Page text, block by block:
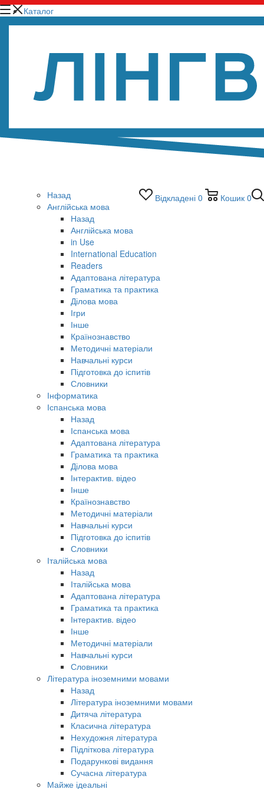
Відкладені 0 Кошик 0
Каталог
Назад
Англійська мова
Назад
Англійська мова
in Use
International Education
Readers
Адаптована література
Граматика та практика
Ділова мова
Ігри
Інше
Країнознавство
Методичні матеріали
Навчальні курси
Підготовка до іспитів
Словники
Інформатика
Іспанська мова
Назад
Іспанська мова
Адаптована література
Граматика та практика
Ділова мова
Інтерактив. відео
Інше
Країнознавство
Методичні матеріали
Навчальні курси
Підготовка до іспитів
Словники
Італійська мова
Назад
Італійська мова
Адаптована література
Граматика та практика
Інтерактив. відео
Інше
Методичні матеріали
Навчальні курси
Словники
Література іноземними мовами
Назад
Література іноземними мовами
Дитяча література
Класична література
Нехудожня література
Підліткова література
Подарункові видання
Сучасна література
Майже ідеальні